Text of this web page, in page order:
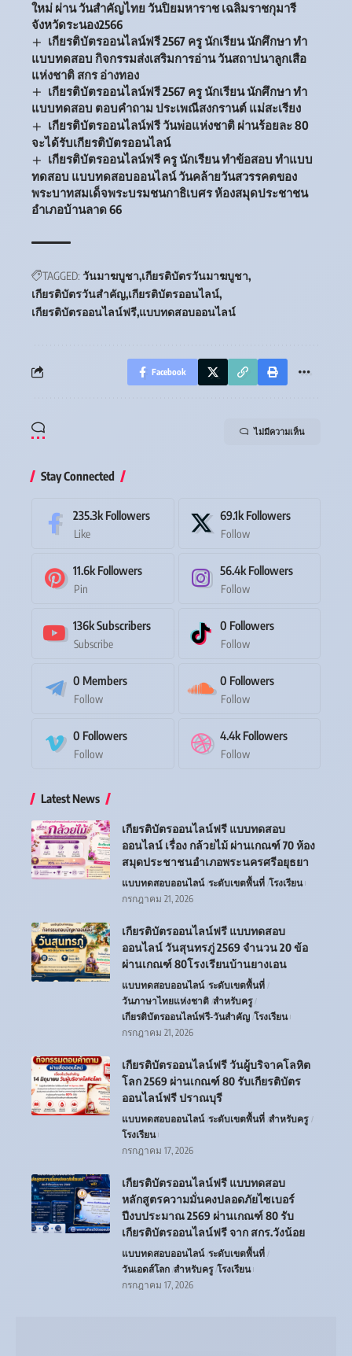
ใหม่ ผ่าน วันสำคัญไทย วันปิยมหาราช เฉลิมราชกุมารี
จังหวัดระนอง2566
เกียรติบัตรออนไลน์ฟรี 2567 ครู นักเรียน นักศึกษา ทำ
แบบทดสอบ กิจกรรมส่งเสริมการอ่าน วันสถาปนาลูกเสือ
แห่งชาติ สกร อ่างทอง
เกียรติบัตรออนไลน์ฟรี 2567 ครู นักเรียน นักศึกษา ทำ
แบบทดสอบ ตอบคำถาม ประเพณีสงกรานต์ แม่สะเรียง
เกียรติบัตรออนไลน์ฟรี วันพ่อแห่งชาติ ผ่านร้อยละ 80
จะได้รับเกียรติบัตรออนไลน์
เกียรติบัตรออนไลน์ฟรี ครู นักเรียน ทำข้อสอบ ทำแบบ
ทดสอบ แบบทดสอบออนไลน์ วันคล้ายวันสวรรคตของ
พระบาทสมเด็จพระบรมชนกาธิเบศร ห้องสมุดประชาชน
อำเภอบ้านลาด 66
TAGGED: วันมาฆบูชา เกียรติบัตรวันมาฆบูชา
เกียรติบัตรวันสำคัญ เกียรติบัตรออนไลน์
เกียรติบัตรออนไลน์ฟรี แบบทดสอบออนไลน์
Facebook
ไม่มีความเห็น
Stay Connected
235.3k Followers
Like
69.1k Followers
Follow
11.6k Followers
Pin
56.4k Followers
Follow
136kSubscribers
Subscribe
0 Followers
Follow
0 Members
Follow
0 Followers
Follow
0 Followers
Follow
4.4k Followers
Follow
Latest News
เกียรติบัตรออนไลน์ฟรี แบบทดสอบ
ออนไลน์ เรื่อง กล้วยไม้ ผ่านเกณฑ์ 70 ห้อง
สมุดประชาชนอำเภอพระนครศรีอยุธยา
แบบทดสอบออนไลน์ ระดับเขตพื้นที่ โรงเรียน
กรกฎาคม 21, 2026
เกียรติบัตรออนไลน์ฟรี แบบทดสอบ
ออนไลน์ วันสุนทรภู่ 2569 จำนวน 20 ข้อ
ผ่านเกณฑ์ 80โรงเรียนบ้านยางเอน
แบบทดสอบออนไลน์ ระดับเขตพื้นที่
วันภาษาไทยแห่งชาติ สำหรับครู
เกียรติบัตรออนไลน์ฟรี-วันสำคัญ โรงเรียน
กรกฎาคม 21, 2026
เกียรติบัตรออนไลน์ฟรี วันผู้บริจาคโลหิต
โลก 2569 ผ่านเกณฑ์ 80 รับเกียรติบัตร
ออนไลน์ฟรี ปราณบุรี
แบบทดสอบออนไลน์ ระดับเขตพื้นที่ สำหรับครู
โรงเรียน
กรกฎาคม 17, 2026
เกียรติบัตรออนไลน์ฟรี แบบทดสอบ
หลักสูตรความมั่นคงปลอดภัยไซเบอร์
ปีงบประมาณ 2569 ผ่านเกณฑ์ 80 รับ
เกียรติบัตรออนไลน์ฟรี จาก สกร.วังน้อย
แบบทดสอบออนไลน์ ระดับเขตพื้นที่
วันเอดส์โลก สำหรับครู โรงเรียน
กรกฎาคม 17, 2026